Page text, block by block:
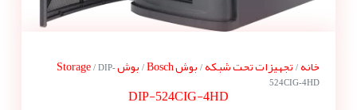
خانه/ تجهیزات تحت شبکه/ بوش Bosch / بوش Storage/ DIP-
524CIG-4HD
DIP-524CIG-4HD